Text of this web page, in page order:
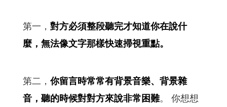
第一， 對方必須整段聽完才知道你在說什
麼，無法像文字那樣快速掃視重點。
第二，你留言時常常有背景音樂、背景雜
音，聽的時候對對方來說非常困難。 你想想